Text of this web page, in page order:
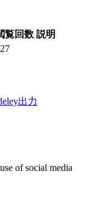
覧回数 説明
出力
of social media